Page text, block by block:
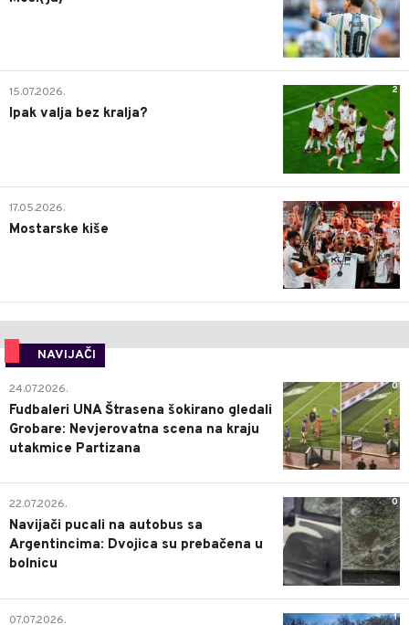
2
15.07.2026.
Ipak valja bez kralja?
0
17.05.2026.
Mostarske kiše
NAVIJAČI
0
24.07.2026.
Fudbaleri UNA Štrasena šokirano gledali
Grobare: Nevjerovatna scena na kraju
utakmice Partizana
0
22.07.2026.
Navijači pucali na autobus sa
Argentincima: Dvojica su prebačena u
bolnicu
1
07.07.2026.